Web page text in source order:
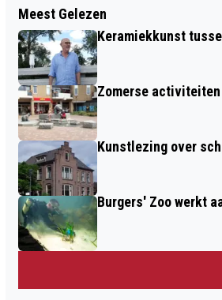
OPTREDEN MARC
JANSEN & DE FEIJTER IN
Meest Gelezen
Keramiekkunst
Zomerse
Kunstlezing over
Burgers' Zoo werkt